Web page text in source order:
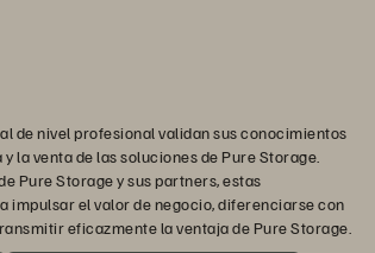
de nivel profesional validan sus conocimientos
la venta de las soluciones de Pure Storage.
Pure Storage y sus partners, estas
el valor de negocio, diferenciarse con
eficazmente la ventaja de Pure Storage.